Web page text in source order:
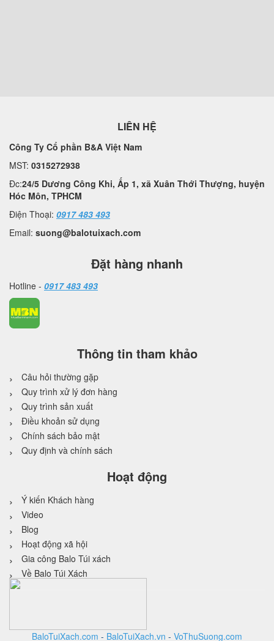
LIÊN HỆ
Công Ty Cổ phần B&A Việt Nam
MST: 0315272938
Đc:24/5 Dương Công Khi, Ấp 1, xã Xuân Thới Thượng, huyện
Hóc Môn, TPHCM
Điện Thoại: 0917 483 493
Email: suong@balotuixach.com
Đặt hàng nhanh
Hotline - 0917 483 493
Thông tin tham khảo
Câu hỏi thường gặp
Quy trình xử lý đơn hàng
Quy trình sản xuất
Điều khoản sử dụng
Chính sách bảo mật
Quy định và chính sách
Hoạt động
Ý kiến Khách hàng
Video
Blog
Hoạt động xã hội
Gia công Balo Túi xách
Về Balo Túi Xách
BaloTuiXach.com - BaloTuiXach.vn - VoThuSuong.com